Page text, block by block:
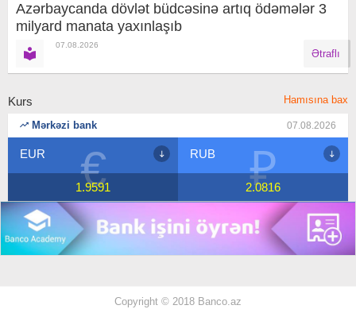
Azərbaycanda dövlət büdcəsinə artıq ödəmələr 3
milyard manata yaxınlaşıb
07.08.2026
Ətraflı
Kurs Hamısına bax
Mərkəzi bank 07.08.2026
₽
RUB
2.0816 $
USD
1.7
Copyright © 2018 Banco.az